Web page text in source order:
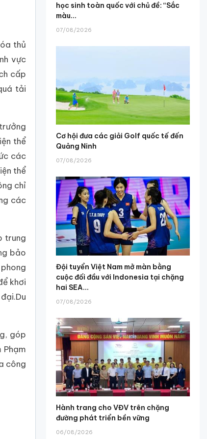
thủ
vực
cấp
tải
thể
các
thể
chỉ
các
trung
bảo
khơi
góp
Phạm
công
học sinh toàn quốc với chủ đề: “Sắc
màu...
07/08/2026
Cơ hội đưa các giải Golf quốc tế đến
Quảng Ninh
07/08/2026
Đội tuyển Việt Nam mở màn bằng
cuộc đối đầu với Indonesia tại chặng
hai SEA...
07/08/2026
Hành trang cho VĐV trên chặng
đường phát triển bền vững
06/08/2026